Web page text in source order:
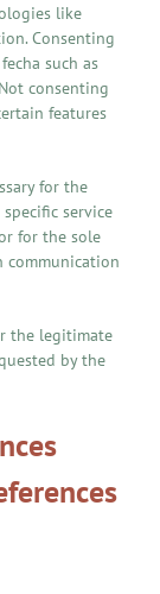
like
Consenting
such as
consenting
features
for the
service
for the sole
communication
the legitimate
by the